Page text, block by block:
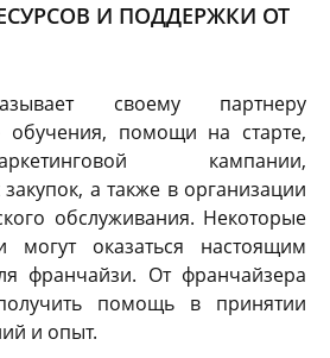
И ПОДДЕРЖКИ ОТ
своему партнеру
обучения, помощи на старте,
кампании,
а также в организации
обслуживания. Некоторые
могут оказаться настоящим
франчайзи. От франчайзера
помощь в принятии
и опыт.